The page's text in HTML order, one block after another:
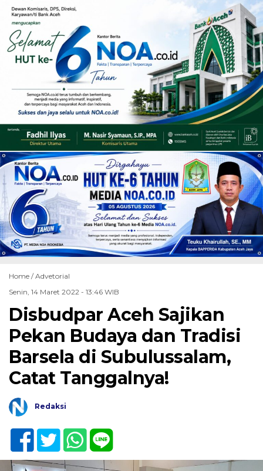
Home /Advetorial
Senin, 14 Maret 2022 - 13:46 WIB
Disbudpar Aceh Sajikan
Pekan Budaya dan Tradisi
Barsela di Subulussalam,
Catat Tanggalnya!
Redaksi